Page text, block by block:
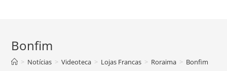
Bonfim
> Notícias > Videoteca > Lojas Francas > Roraima > Bonfim